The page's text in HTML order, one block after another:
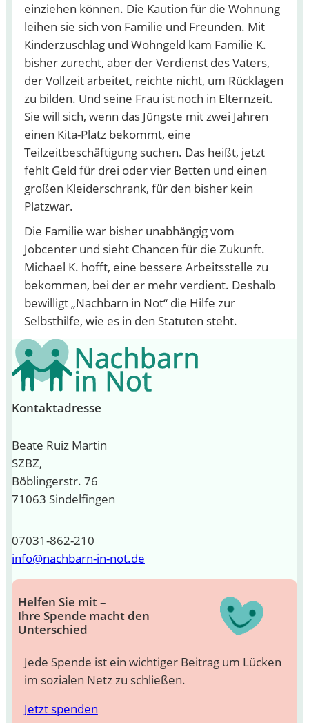
einziehen können. Die Kaution für die Wohnung
leihen sie sich von Familie und Freunden. Mit
Kinderzuschlag und Wohngeld kam Familie K.
bisher zurecht, aber der Verdienst des Vaters,
der Vollzeit arbeitet, reichte nicht, um Rücklagen
zu bilden. Und seine Frau ist noch in Elternzeit.
Sie will sich, wenn das Jüngste mit zwei Jahren
einen Kita-Platz bekommt, eine
Teilzeitbeschäftigung suchen. Das heißt, jetzt
fehlt Geld für drei oder vier Betten und einen
großen Kleiderschrank, für den bisher kein
Platzwar.
Die Familie war bisher unabhängig vom
Jobcenter und sieht Chancen für die Zukunft.
Michael K. hofft, eine bessere Arbeitsstelle zu
bekommen, bei der er mehr verdient. Deshalb
bewilligt „Nachbarn in Not“ die Hilfe zur
Selbsthilfe, wie es in den Statuten steht.
Kontaktadresse
Beate Ruiz Martin
SZBZ,
Böblingerstr. 76
71063 Sindelfingen
07031-862-210
info@nachbarn-in-not.de
Helfen Sie mit –
Ihre Spende macht den
Unterschied
Jede Spende ist ein wichtiger Beitrag um Lücken
im sozialen Netz zu schließen.
Jetzt spenden